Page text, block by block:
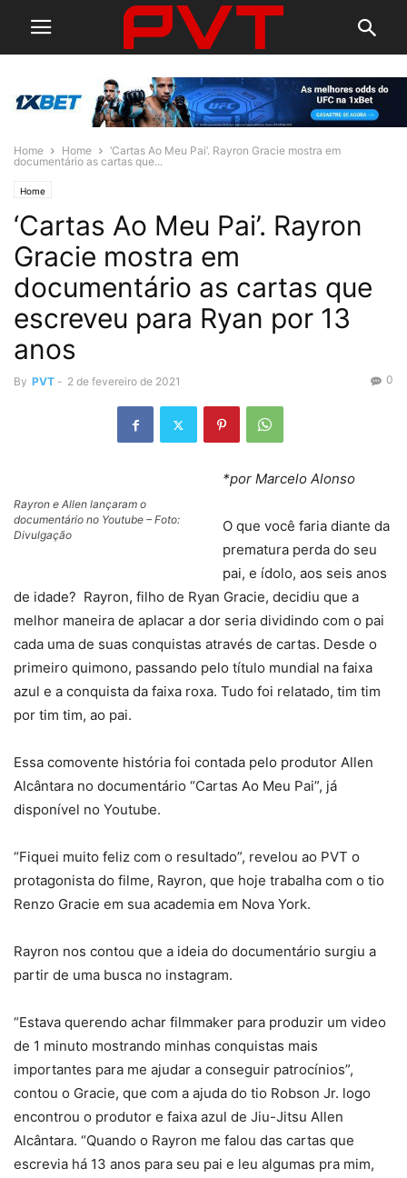
Home Home
‘Cartas Ao Meu Pai’. Rayron Gracie mostra em
documentário as cartas que...
Home
‘Cartas Ao Meu Pai’. Rayron
Gracie mostra em
documentário as cartas que
escreveu para Ryan por 13
anos
By PVT - 2 de fevereiro de 2021 0
Rayron e Allen lançaram o
documentário no Youtube – Foto:
Divulgação
*por Marcelo Alonso
O que você faria diante da
prematura perda do seu
pai, e ídolo, aos seis anos
de idade? Rayron, filho de Ryan Gracie, decidiu que a
melhor maneira de aplacar a dor seria dividindo com o pai
cada uma de suas conquistas através de cartas. Desde o
primeiro quimono, passando pelo título mundial na faixa
azul e a conquista da faixa roxa. Tudo foi relatado, tim tim
por tim tim, ao pai.
Essa comovente história foi contada pelo produtor Allen
Alcântara no documentário “Cartas Ao Meu Pai”, já
disponível no Youtube.
“Fiquei muito feliz com o resultado”, revelou ao PVT o
protagonista do filme, Rayron, que hoje trabalha com o tio
Renzo Gracie em sua academia em Nova York.
Rayron nos contou que a ideia do documentário surgiu a
partir de uma busca no instagram.
“Estava querendo achar filmmaker para produzir um video
de 1 minuto mostrando minhas conquistas mais
importantes para me ajudar a conseguir patrocínios”,
contou o Gracie, que com a ajuda do tio Robson Jr. logo
encontrou o produtor e faixa azul de Jiu-Jitsu Allen
Alcântara. “Quando o Rayron me falou das cartas que
escrevia há 13 anos para seu pai e leu algumas pra mim,